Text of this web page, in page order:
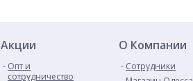
Акции
Опт и
сотрудничество
О Компании
Сотрудники